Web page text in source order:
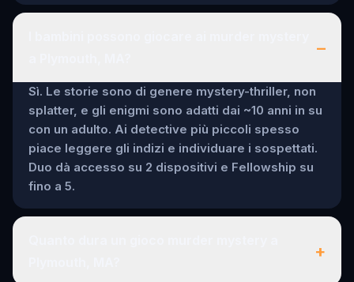
–
Sì. Le storie sono di genere mystery-thriller, non
splatter, e gli enigmi sono adatti dai ~10 anni in su
con un adulto. Ai detective più piccoli spesso
piace leggere gli indizi e individuare i sospettati.
Duo dà accesso su 2 dispositivi e Fellowship su
fino a 5.
+